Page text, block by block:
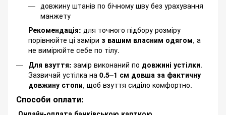
довжину штанів по бічному шву без урахування
манжету
Рекомендація: для точного підбору розміру
порівнюйте ці заміри з вашим власним одягом, а
не вимірюйте себе по тілу.
Для взуття: замір виконаний по довжині устілки.
Зазвичай устілка на 0.5–1 см довша за фактичну
довжину стопи, щоб взуття сиділо комфортно.
Способи оплати: